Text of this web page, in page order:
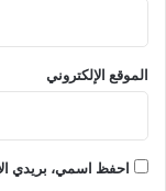
الموقع الإلكتروني
احفظ اسمي، بريدي